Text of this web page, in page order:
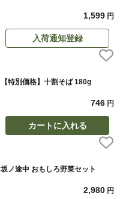
1,599 円
入荷通知登録
【特別価格】十割そば 180g
746 円
カートに入れる
坂ノ途中 おもしろ野菜セット
2,980 円